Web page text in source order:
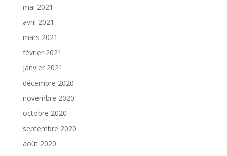
mai 2021
avril 2021
mars 2021
février 2021
janvier 2021
décembre 2020
novembre 2020
octobre 2020
septembre 2020
août 2020